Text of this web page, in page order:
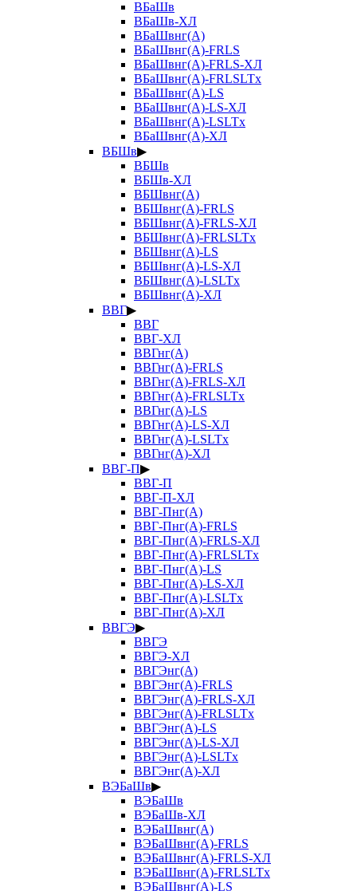
ВБаШв
ВБаШв-ХЛ
ВБаШвнг(А)
ВБаШвнг(А)-FRLS
ВБаШвнг(А)-FRLS-ХЛ
ВБаШвнг(А)-FRLSLTx
ВБаШвнг(А)-LS
ВБаШвнг(А)-LS-ХЛ
ВБаШвнг(А)-LSLTx
ВБаШвнг(А)-ХЛ
ВБШв▶
ВБШв
ВБШв-ХЛ
ВБШвнг(А)
ВБШвнг(А)-FRLS
ВБШвнг(А)-FRLS-ХЛ
ВБШвнг(А)-FRLSLTx
ВБШвнг(А)-LS
ВБШвнг(А)-LS-ХЛ
ВБШвнг(А)-LSLTx
ВБШвнг(А)-ХЛ
ВВГ▶
ВВГ
ВВГ-ХЛ
ВВГнг(А)
ВВГнг(А)-FRLS
ВВГнг(А)-FRLS-ХЛ
ВВГнг(А)-FRLSLTx
ВВГнг(А)-LS
ВВГнг(А)-LS-ХЛ
ВВГнг(А)-LSLTx
ВВГнг(А)-ХЛ
ВВГ-П▶
ВВГ-П
ВВГ-П-ХЛ
ВВГ-Пнг(А)
ВВГ-Пнг(А)-FRLS
ВВГ-Пнг(А)-FRLS-ХЛ
ВВГ-Пнг(А)-FRLSLTx
ВВГ-Пнг(А)-LS
ВВГ-Пнг(А)-LS-ХЛ
ВВГ-Пнг(А)-LSLTx
ВВГ-Пнг(А)-ХЛ
ВВГЭ▶
ВВГЭ
ВВГЭ-ХЛ
ВВГЭнг(А)
ВВГЭнг(А)-FRLS
ВВГЭнг(А)-FRLS-ХЛ
ВВГЭнг(А)-FRLSLTx
ВВГЭнг(А)-LS
ВВГЭнг(А)-LS-ХЛ
ВВГЭнг(А)-LSLTx
ВВГЭнг(А)-ХЛ
ВЭБаШв▶
ВЭБаШв
ВЭБаШв-ХЛ
ВЭБаШвнг(А)
ВЭБаШвнг(А)-FRLS
ВЭБаШвнг(А)-FRLS-ХЛ
ВЭБаШвнг(А)-FRLSLTx
ВЭБаШвнг(А)-LS